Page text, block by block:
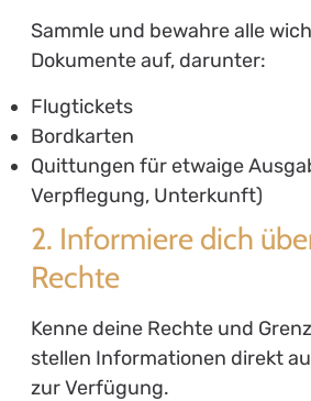
Sammle und bewahre alle
Dokumente auf, darunter:
Flugtickets
Bordkarten
Quittungen für etwaige
Verpflegung, Unterkunft)
2. Informiere dich
Rechte
Kenne deine Rechte und
stellen Informationen direkt
zur Verfügung.